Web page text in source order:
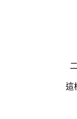
這